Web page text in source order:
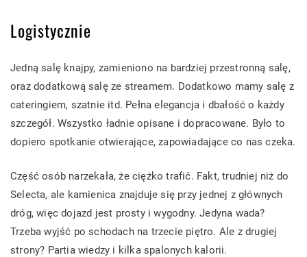
Logistycznie
Jedną salę knajpy, zamieniono na bardziej przestronną salę,
oraz dodatkową salę ze streamem. Dodatkowo mamy salę z
cateringiem, szatnie itd. Pełna elegancja i dbałość o każdy
szczegół. Wszystko ładnie opisane i dopracowane. Było to
dopiero spotkanie otwierające, zapowiadające co nas czeka.
Część osób narzekała, że ciężko trafić. Fakt, trudniej niż do
Selecta, ale kamienica znajduje się przy jednej z głównych
dróg, więc dojazd jest prosty i wygodny. Jedyna wada?
Trzeba wyjść po schodach na trzecie piętro. Ale z drugiej
strony? Partia wiedzy i kilka spalonych kalorii.